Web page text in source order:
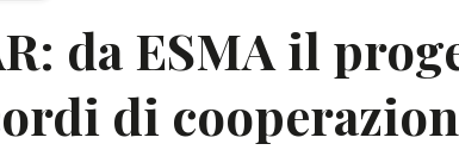
da ESMA il
di